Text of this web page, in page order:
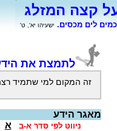
קצה המזלג
לים מכסים. ישעיהו יא', ט'
לתמצת את
זה המקום למי שתמיד
מאגר הידע
ניווט לפי סדר א-ב א